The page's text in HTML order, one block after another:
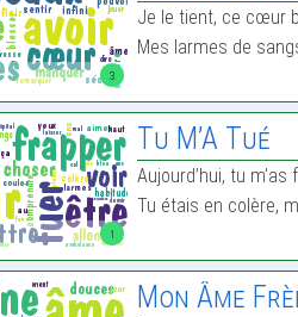
3
Je le tient, ce cœur
Mes larmes de
1
Tu M’A Tué
Aujourd’hui, tu
Tu étais en colère,
Mon Âme